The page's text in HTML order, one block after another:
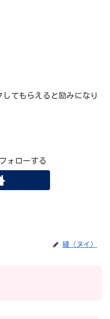
てもらえると励みになり
ォローする
縫（ヌイ）